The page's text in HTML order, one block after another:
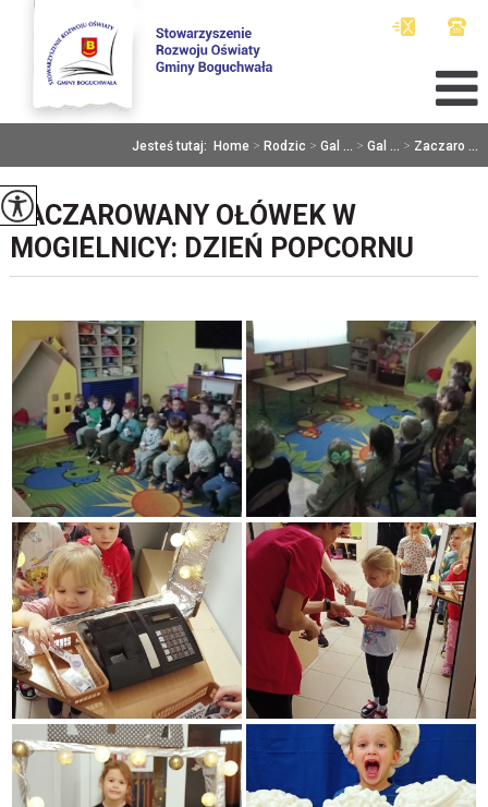
Jesteś tutaj: Home > Rodzic > Gal ... > Gal ... > Zaczaro ...
ZACZAROWANY OŁÓWEK W
MOGIELNICY: DZIEŃ POPCORNU